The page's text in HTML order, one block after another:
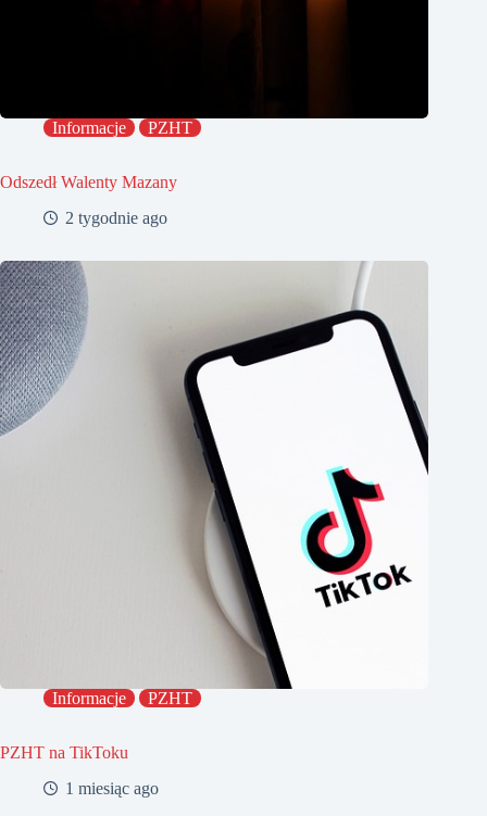
Informacje PZHT
Odszedł Walenty Mazany
2 tygodnie ago
Informacje PZHT
PZHT na TikToku
1 miesiąc ago